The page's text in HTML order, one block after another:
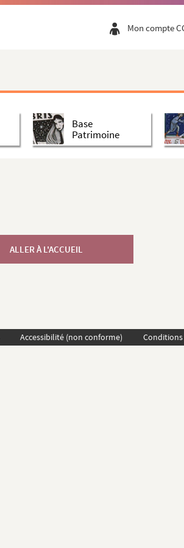
Mon compte
Base
Patrimoine
ALLER À L'ACCUEIL
Accessibilité (non conforme)